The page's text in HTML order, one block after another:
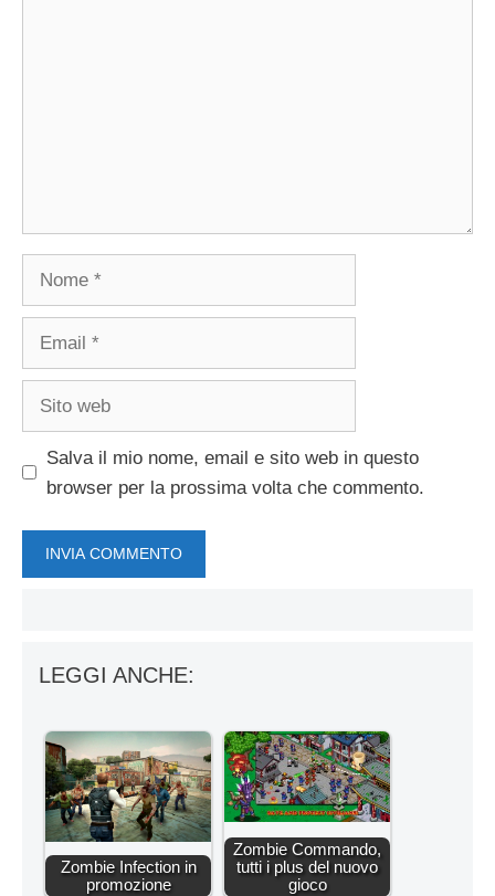
Nome
Email
Sito
Salva il mio nome, email e sito web in questo
browser per la prossima volta che commento.
LEGGI ANCHE:
Zombie Infection in
promozione
Zombie Commando,
tutti i plus del nuovo
gioco